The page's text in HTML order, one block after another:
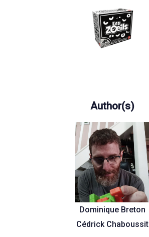
Author(s)
Dominique Breton
Cédrick Chaboussit